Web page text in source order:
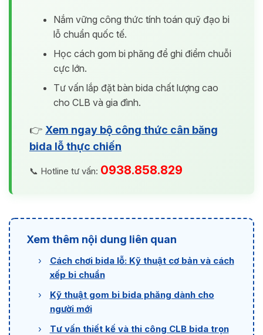
Nắm vững công thức tính toán quỹ đạo bi
lỗ chuẩn quốc tế.
Học cách gom bi phăng để ghi điểm chuỗi
cực lớn.
Tư vấn lắp đặt bàn bida chất lượng cao
cho CLB và gia đình.
👉 Xem ngay bộ công thức cân băng
bida lỗ thực chiến
📞 Hotline tư vấn: 0938.858.829
Xem thêm nội dung liên quan
›
Cách chơi bida lỗ: Kỹ thuật cơ bản và cách
xếp bi chuẩn
›
Kỹ thuật gom bi bida phăng dành cho
người mới
›
Tư vấn thiết kế và thi công CLB bida trọn